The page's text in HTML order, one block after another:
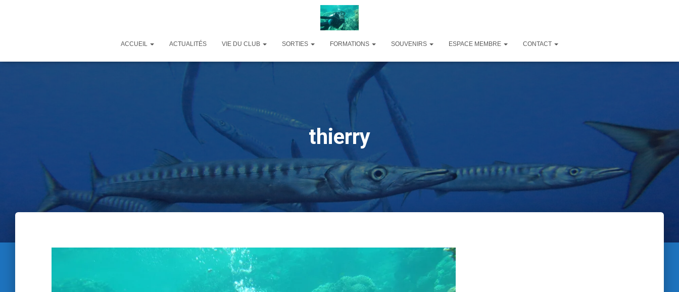
ACCUEIL ACTUALITÉS VIE DU CLUB SORTIES FORMATIONS SOUVENIRS ESPACE MEMBRE CONTACT
thierry